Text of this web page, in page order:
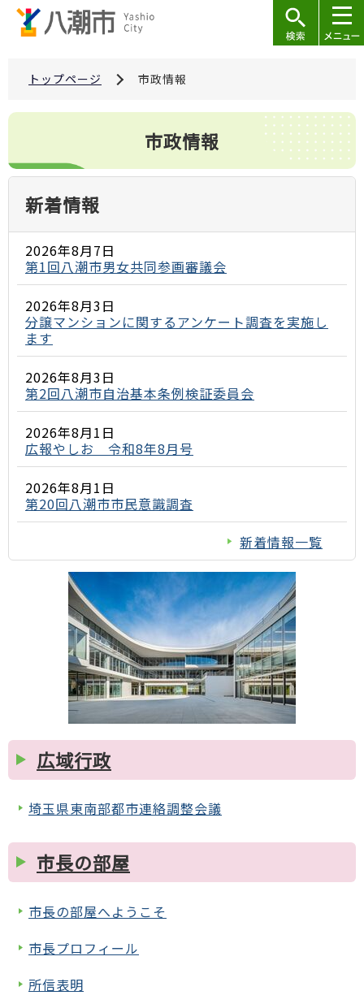
の
頭
トップページ 市政情報
本
こ
ら
市政情報
新着情報
2026年8月7日
第1回八潮市男女共同参画審議会
2026年8月3日
分譲マンションに関するアンケート調査を実施し
ます
2026年8月3日
第2回八潮市自治基本条例検証委員会
2026年8月1日
広報やしお 令和8年8月号
2026年8月1日
第20回八潮市市民意識調査
新着情報一覧
広域行政
埼玉県東南部都市連絡調整会議
市長の部屋
市長の部屋へようこそ
市長プロフィール
所信表明